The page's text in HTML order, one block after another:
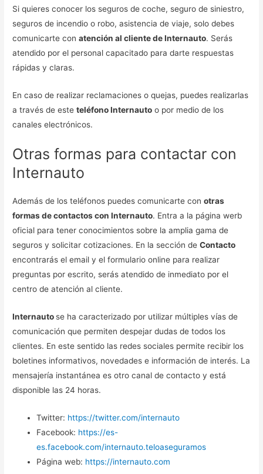
Si quieres conocer los seguros de coche, seguro de siniestro,
seguros de incendio o robo, asistencia de viaje, solo debes
comunicarte conatención al cliente de Internauto. Serás
atendido por el personal capacitado para darte respuestas
rápidas y claras.
En caso de realizar reclamaciones o quejas, puedes realizarlas
a través de esteteléfono Internauto o por medio de los
canales electrónicos.
Otras formas para contactar con
Internauto
Además de los teléfonos puedes comunicarte conotras
formas de contactos con Internauto. Entra a la página werb
oficial para tener conocimientos sobre la amplia gama de
seguros y solicitar cotizaciones. En la sección deContacto
encontrarás el email y el formulario online para realizar
preguntas por escrito, serás atendido de inmediato por el
centro de atención al cliente.
Internauto se ha caracterizado por utilizar múltiples vías de
comunicación que permiten despejar dudas de todos los
clientes. En este sentido las redes sociales permite recibir los
boletines informativos, novedades e información de interés. La
mensajería instantánea es otro canal de contacto y está
disponible las 24 horas.
Twitter: https://twitter.com/internauto
Facebook: https://es-
es.facebook.com/internauto.teloaseguramos
Página web: https://internauto.com